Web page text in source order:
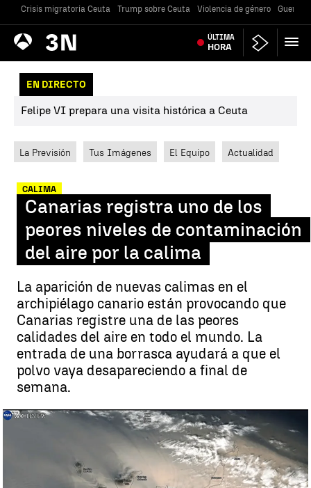
Crisis migratoria Ceuta Trump sobre Ceuta Violencia de género Guerra
Antena
3 Noticias ÚLTIMA
HORA
EN DIRECTO
Felipe VI prepara una visita histórica a Ceuta
La Previsión Tus Imágenes El Equipo Actualidad
CALIMA
Canarias registra uno de los
peores niveles de contaminación
del aire por la calima
La aparición de nuevas calimas en el
archipiélago canario están provocando que
Canarias registre una de las peores
calidades del aire en todo el mundo. La
entrada de una borrasca ayudará a que el
polvo vaya desapareciendo a final de
semana.
Canarias registra uno de los peores niveles de contaminación del
La calima marca en Canarias un récord mundial
de contaminación, así captó la NASA la entrada del polvo en
suspensión